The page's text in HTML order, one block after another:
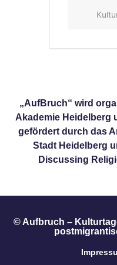
„AufBruch“ wird
Akademie Heidelberg
gefördert durch das
Stadt Heidelberg
Discussing
© Aufbruch –